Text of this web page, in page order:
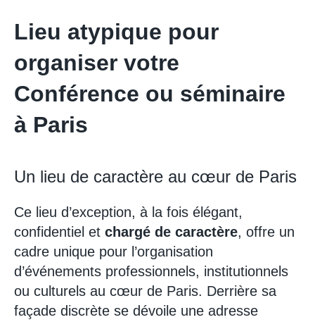
Lieu atypique pour
organiser votre
Conférence ou séminaire
à Paris
Un lieu de caractère au cœur de Paris
Ce lieu d’exception, à la fois élégant,
confidentiel et chargé de caractère, offre un
cadre unique pour l’organisation
d’événements professionnels, institutionnels
ou culturels au cœur de Paris. Derrière sa
façade discrète se dévoile une adresse